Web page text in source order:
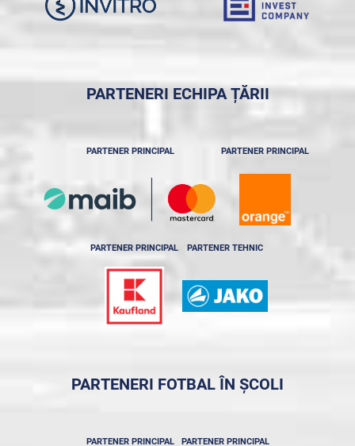
PARTENERI ECHIPA ȚĂRII
PARTENER PRINCIPAL PARTENER PRINCIPAL
PARTENER PRINCIPAL PARTENER TEHNIC
PARTENERI FOTBAL ÎN ȘCOLI
PARTENER PRINCIPAL PARTENER PRINCIPAL